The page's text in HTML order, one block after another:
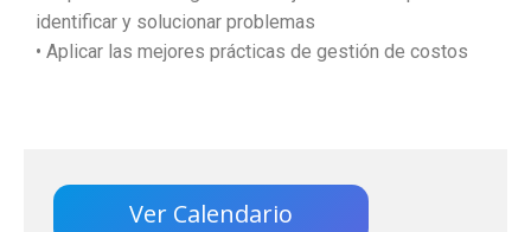
identificar y solucionar problemas
• Aplicar las mejores prácticas de gestión de costos
Ver Calendario